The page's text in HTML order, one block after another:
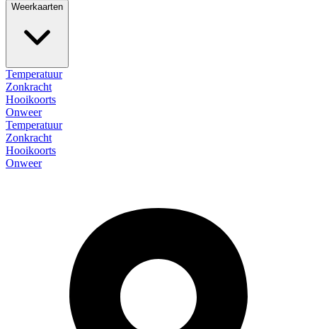
Weerkaarten
Temperatuur
Zonkracht
Hooikoorts
Onweer
Temperatuur
Zonkracht
Hooikoorts
Onweer